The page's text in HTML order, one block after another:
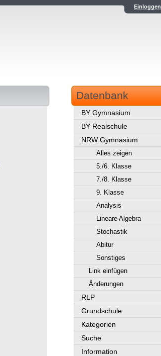
Einloggen
Datenbank
BY Gymnasium
BY Realschule
NRW Gymnasium
Alles zeigen
5./6. Klasse
7./8. Klasse
9. Klasse
Analysis
Lineare Algebra
Stochastik
Abitur
Sonstiges
Link einfügen
Änderungen
RLP
Grundschule
Kategorien
Suche
Information